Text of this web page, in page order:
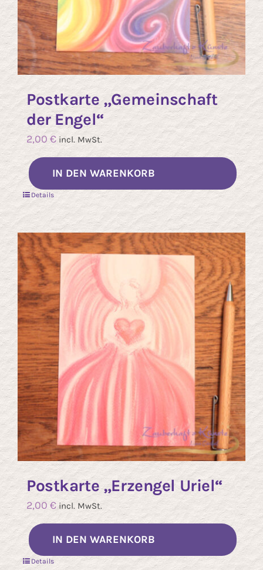
Postkarte „Gemeinschaft
der Engel“
2,00 € incl. MwSt.
IN DEN WARENKORB
Details
Postkarte „Erzengel Uriel“
2,00 € incl. MwSt.
IN DEN WARENKORB
Details